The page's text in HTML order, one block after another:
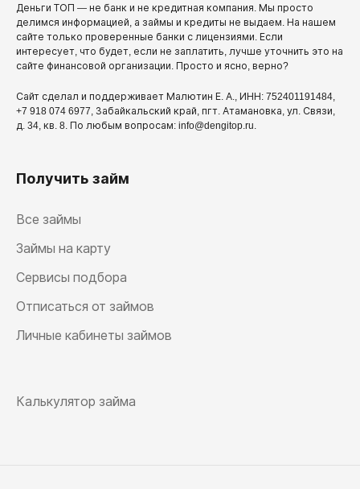
Деньги ТОП — не банк и не кредитная компания. Мы просто
делимся информацией, а займы и кредиты не выдаем. На нашем
сайте только проверенные банки с лицензиями. Если
интересует, что будет, если не заплатить, лучше уточнить это на
сайте финансовой организации. Просто и ясно, верно?
Сайт сделал и поддерживает Малютин Е. А., ИНН: 752401191484,
+7 918 074 6977, Забайкальский край, пгт. Атамановка, ул. Связи,
д. 34, кв. 8. По любым вопросам: info@dengitop.ru.
Получить займ
Все займы
Займы на карту
Сервисы подбора
Отписаться от займов
Личные кабинеты займов
Калькулятор займа